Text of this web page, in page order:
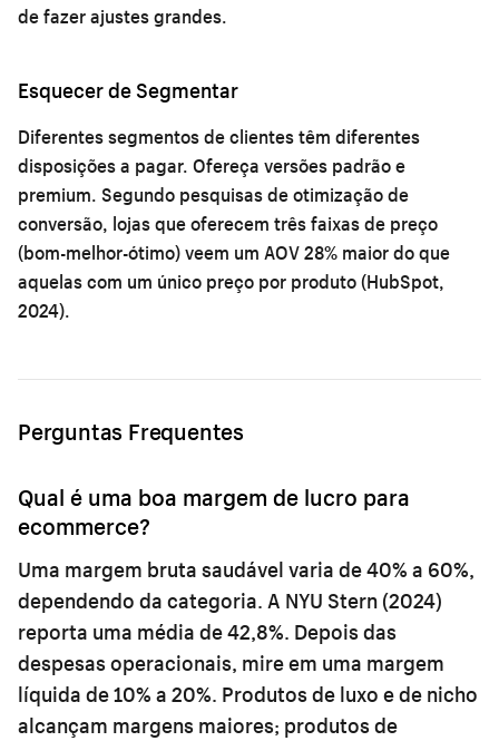
de fazer ajustes grandes.
Esquecer de Segmentar
Diferentes segmentos de clientes têm diferentes
disposições a pagar. Ofereça versões padrão e
premium. Segundo pesquisas de otimização de
conversão, lojas que oferecem três faixas de preço
(bom-melhor-ótimo) veem um AOV 28% maior do que
aquelas com um único preço por produto (HubSpot,
2024).
Perguntas Frequentes
Qual é uma boa margem de lucro para
ecommerce?
Uma margem bruta saudável varia de 40% a 60%,
dependendo da categoria. A NYU Stern (2024)
reporta uma média de 42,8%. Depois das
despesas operacionais, mire em uma margem
líquida de 10% a 20%. Produtos de luxo e de nicho
alcançam margens maiores; produtos de